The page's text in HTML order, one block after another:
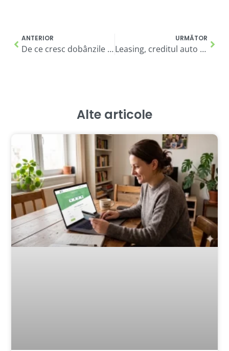
ANTERIOR
De ce cresc dobânzile la creditele de nevoi personale și ce ar trebui să faci?
URMĂTOR
Leasing, creditul auto sau creditul de nevoi personale?
Alte articole